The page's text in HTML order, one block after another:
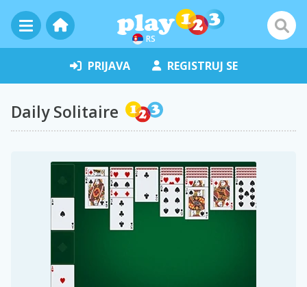
RS
PRIJAVA REGISTRUJ SE
Daily Solitaire